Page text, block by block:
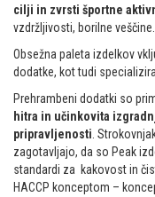
cilji in zvrsti športne
vzdržljivosti, borilne veščine.
Obsežna paleta izdelkov
dodatke, kot tudi
Prehrambeni dodatki so
hitra in učinkovita
pripravljenosti .
zagotavljajo, da so Peak
standardi za kakovost in
HACCP konceptom –